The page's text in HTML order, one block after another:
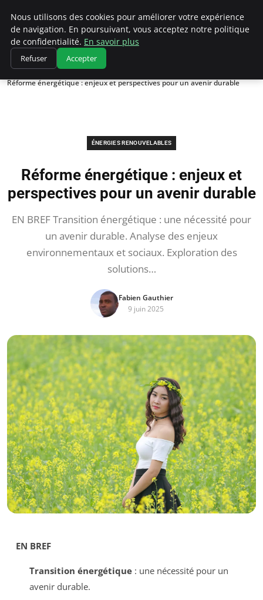
Climatedebtagents
Accueil
Énergies Renouvelables
Réforme énergétique : enjeux et perspectives pour un avenir durable
ÉNERGIES RENOUVELABLES
Réforme énergétique : enjeux et
perspectives pour un avenir durable
EN BREF Transition énergétique : une nécessité pour
un avenir durable. Analyse des enjeux
environnementaux et sociaux. Exploration des
solutions…
Fabien Gauthier
9 juin 2025
EN BREF
Transition énergétique: une nécessité pour un
avenir durable.
Nous utilisons des cookies pour améliorer votre expérience
de navigation. En poursuivant, vous acceptez notre politique
de confidentialité. En savoir plus
Refuser Accepter